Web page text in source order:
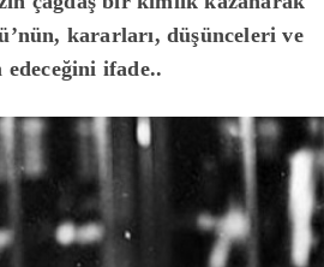
kararları, düşünceleri ve
ifade..